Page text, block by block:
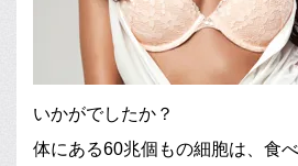
いかがでしたか？
体にある60兆個もの細胞は、食